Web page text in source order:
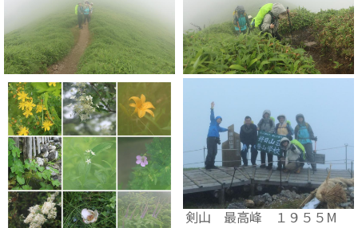
剣山 最高峰 １９５５M